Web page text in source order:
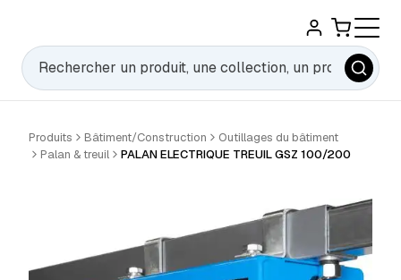
Rechercher
Produits Bâtiment/Construction
Outillages du bâtiment
Palan & treuil
PALAN ELECTRIQUE TREUIL GSZ 100/200